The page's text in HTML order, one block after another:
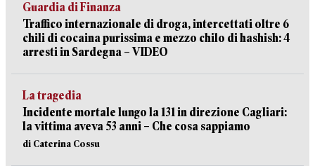
Guardia di Finanza
Traffico internazionale di droga, intercettati oltre 6
chili di cocaina purissima e mezzo chilo di hashish: 4
arresti in Sardegna – VIDEO
La tragedia
Incidente mortale lungo la 131 in direzione Cagliari:
la vittima aveva 53 anni – Che cosa sappiamo
di Caterina Cossu